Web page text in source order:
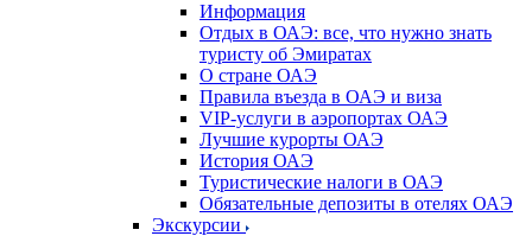
Информация
Отдых в ОАЭ: все, что нужно знать
туристу об Эмиратах
О стране ОАЭ
Правила въезда в ОАЭ и виза
VIP-услуги в аэропортах ОАЭ
Лучшие курорты ОАЭ
История ОАЭ
Туристические налоги в ОАЭ
Обязательные депозиты в отелях ОАЭ
Экскурсии